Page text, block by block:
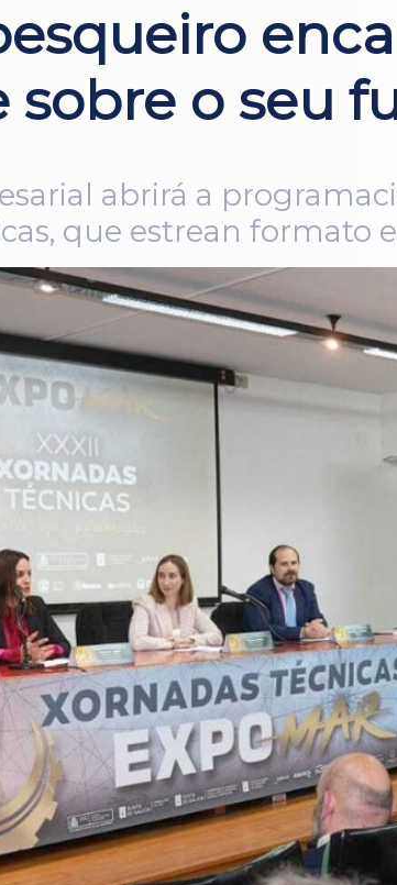
sobre o seu
abrirá a
que estrean formato